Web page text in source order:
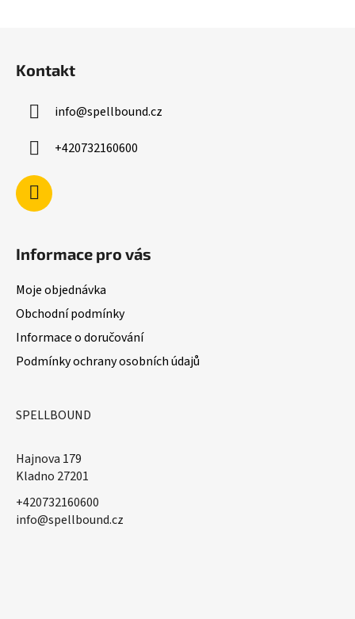
Kontakt
info@spellbound.cz
+420732160600
Informace pro vás
Moje objednávka
Obchodní podmínky
Informace o doručování
Podmínky ochrany osobních údajů
SPELLBOUND
Hajnova 179
Kladno 27201
+420732160600
​info@spellbound.cz